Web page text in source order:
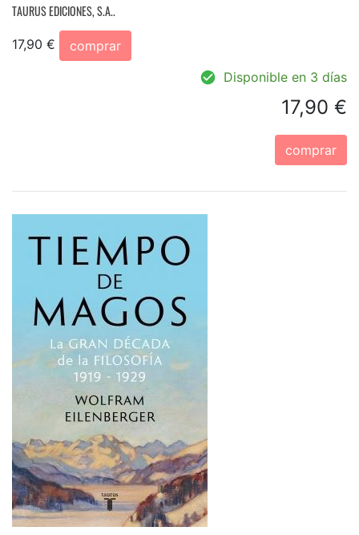
TAURUS EDICIONES, S.A..
17,90 €
comprar
Disponible en 3 días
17,90 €
comprar